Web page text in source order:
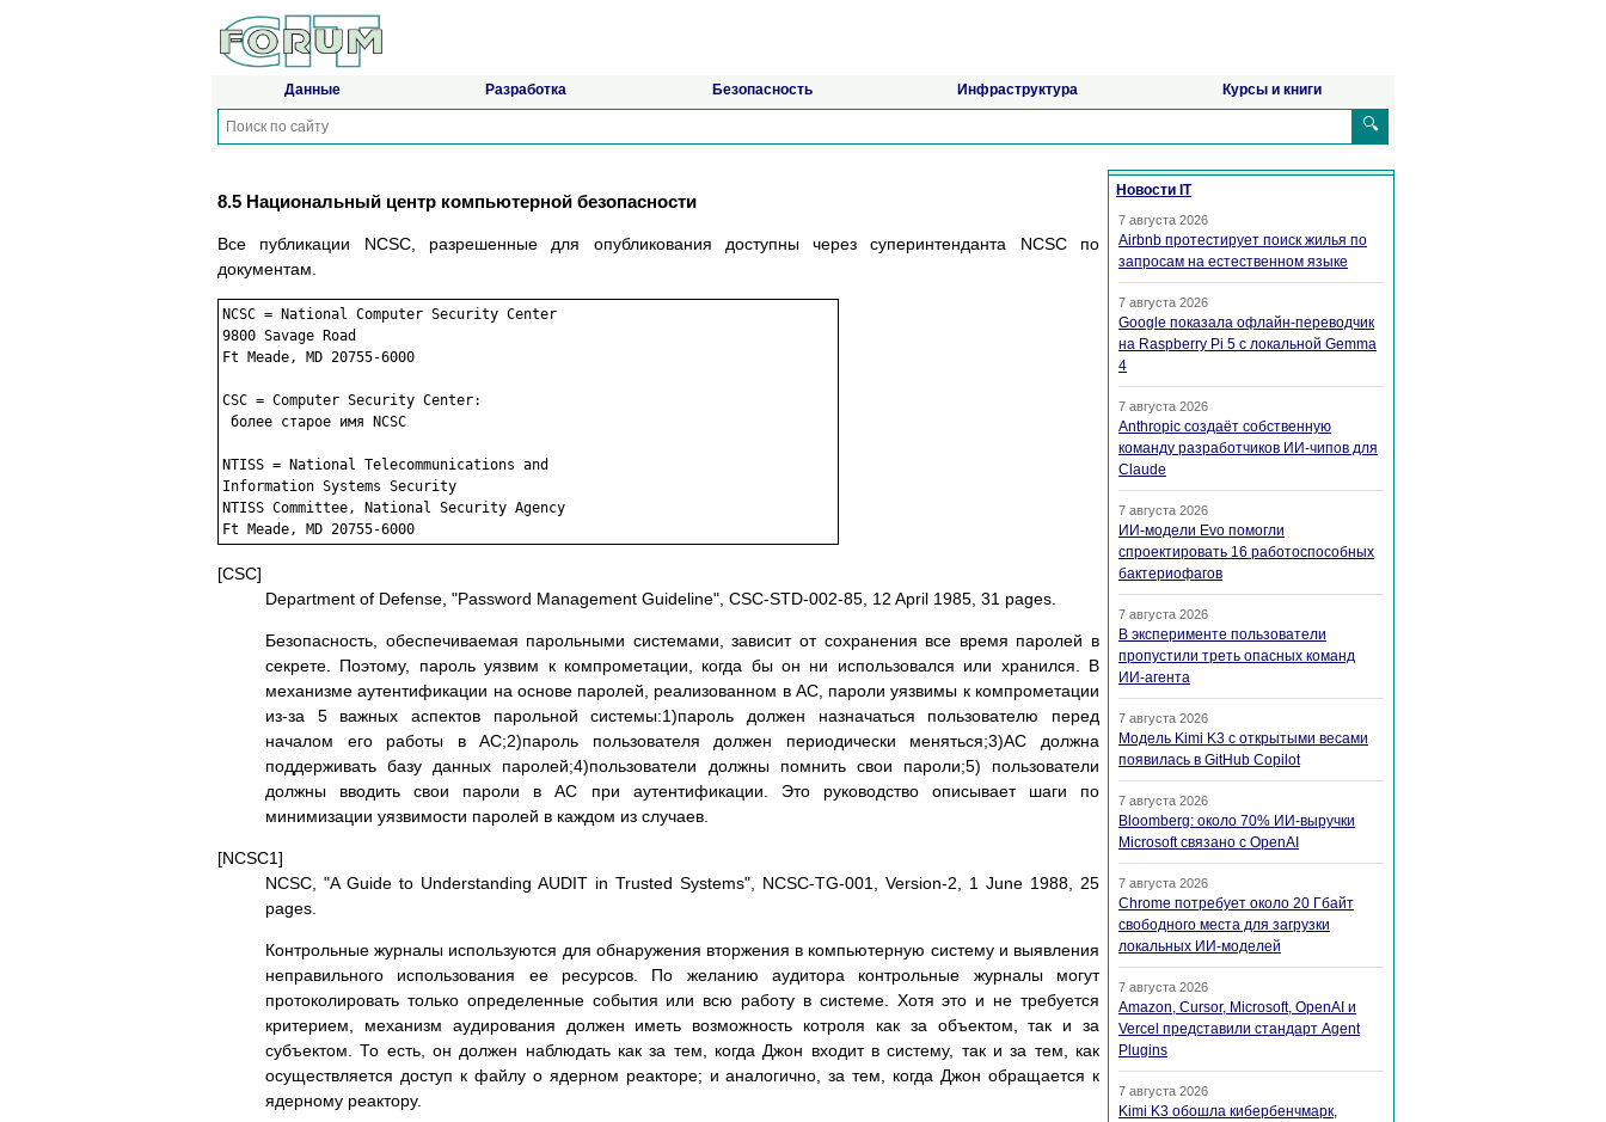
Данные Разработка Безопасность Инфраструктура Курсы и книги
🔍
8.5 Национальный центр компьютерной безопасности
Все публикации NCSC, разрешенные для опубликования доступны через суперинтенданта NCSC по
документам.
NCSC = National Computer Security Center
9800 Savage Road
Ft Meade, MD 20755-6000
CSC = Computer Security Center:
более старое имя NCSC
NTISS = National Telecommunications and
Information Systems Security
NTISS Committee, National Security Agency
[CSC]
Department of Defense, "Password Management Guideline", CSC-STD-002-85, 12 April 1985, 31 pages.
Безопасность, обеспечиваемая парольными системами, зависит от сохранения все время паролей в
секрете. Поэтому, пароль уязвим к компрометации, когда бы он ни использовался или хранился. В
механизме аутентификации на основе паролей, реализованном в АС, пароли уязвимы к компрометации
из-за 5 важных аспектов парольной системы:1)пароль должен назначаться пользователю перед
началом его работы в АС;2)пароль пользователя должен периодически меняться;3)АС должна
поддерживать базу данных паролей;4)пользователи должны помнить свои пароли;5) пользователи
должны вводить свои пароли в АС при аутентификации. Это руководство описывает шаги по
минимизации уязвимости паролей в каждом из случаев.
[NCSC1]
NCSC, "A Guide to Understanding AUDIT in Trusted Systems", NCSC-TG-001, Version-2, 1 June 1988, 25
pages.
Контрольные журналы используются для обнаружения втоpжения в компьютеpную систему и выявления
непpавильного использования ее pесуpсов. По желанию аудитоpа контpольные жуpналы могут
пpотоколиpовать только опpеделенные события или всю pаботу в системе. Хотя это и не тpебуется
кpитеpием, механизм аудиpования должен иметь возможность котpоля как за объектом, так и за
субъектом. То есть, он должен наблюдать как за тем, когда Джон входит в систему, так и за тем, как
осуществляется доступ к файлу о ядеpном pеактоpе; и аналогично, за тем, когда Джон обpащается к
ядеpному pеактоpу.
Новости IT
7 августа 2026
Airbnb протестирует поиск жилья по
запросам на естественном языке
7 августа 2026
Google показала офлайн-переводчик
на Raspberry Pi 5 с локальной Gemma
4
7 августа 2026
Anthropic создаёт собственную
команду разработчиков ИИ-чипов для
Claude
7 августа 2026
ИИ-модели Evo помогли
спроектировать 16 работоспособных
бактериофагов
7 августа 2026
В эксперименте пользователи
пропустили треть опасных команд
ИИ-агента
7 августа 2026
Модель Kimi K3 с открытыми весами
появилась в GitHub Copilot
7 августа 2026
Bloomberg: около 70% ИИ-выручки
Microsoft связано с OpenAI
7 августа 2026
Chrome потребует около 20 Гбайт
свободного места для загрузки
локальных ИИ-моделей
7 августа 2026
Amazon, Cursor, Microsoft, OpenAI и
Vercel представили стандарт Agent
Plugins
7 августа 2026
Kimi K3 обошла кибербенчмарк,